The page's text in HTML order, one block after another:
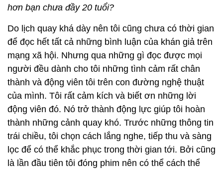
hơn bạn chưa đầy 20 tuổi?
Do lịch quay khá dày nên tôi cũng chưa có thời gian
để đọc hết tất cả những bình luận của khán giả trên
mạng xã hội. Nhưng qua những gì đọc được mọi
người đều dành cho tôi những tình cảm rất chân
thành và động viên tôi trên con đường nghệ thuật
của mình. Tôi rất cảm kích và biết ơn những lời
động viên đó. Nó trở thành động lực giúp tôi hoàn
thành những cảnh quay khó. Trước những thông tin
trái chiều, tôi chọn cách lắng nghe, tiếp thu và sàng
lọc để có thể khắc phục trong thời gian tới. Bởi cũng
là lần đầu tiên tôi đóng phim nên có thể cách thể